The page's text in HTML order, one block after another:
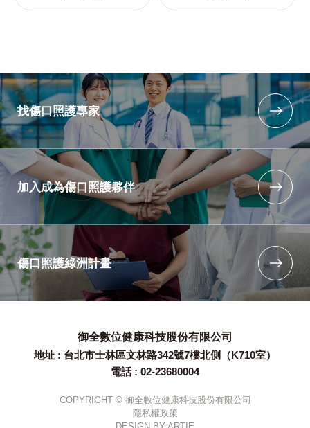
找傷口照護專家
加入成為傷口照護夥伴
傷口照護綠洲計畫
御全數位健康科技股份有限公司
地址 : 台北市士林區文林路342號7樓北側（K710室）
電話 : 02-23680004
COPYRIGHT © 御全數位健康科技股份有限公司
隱私權政策